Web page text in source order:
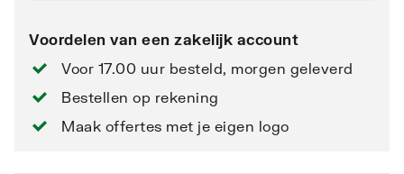
Voordelen van een zakelijk account
Voor 17.00 uur besteld, morgen geleverd
Bestellen op rekening
Maak offertes met je eigen logo